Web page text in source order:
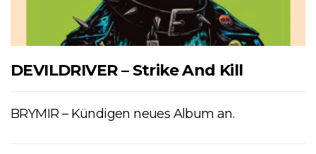
DEVILDRIVER – Strike And Kill
BRYMIR – Kündigen neues Album an.